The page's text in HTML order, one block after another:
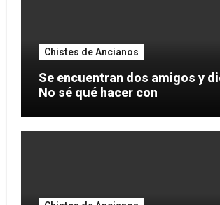
Chistes de Ancianos
Se encuentran dos amigos y
No sé qué hacer con